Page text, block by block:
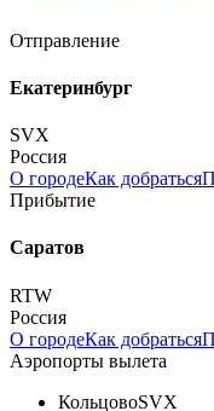
Отправление
Екатеринбург
SVX
Россия
О городеКак добраться
Прибытие
Саратов
RTW
Россия
О городеКак добраться
Аэропорты вылета
КольцовоSVX